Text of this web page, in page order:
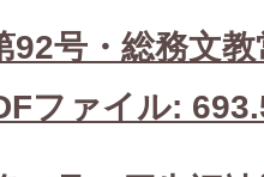
92号・総務文
ファイル: